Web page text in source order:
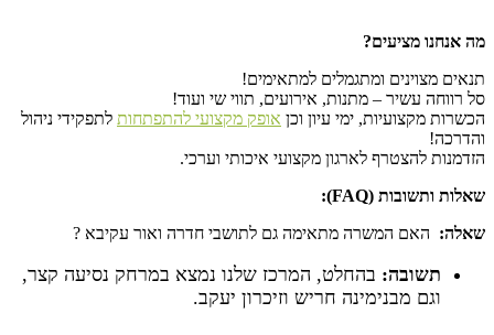
מה אנחנו מציעים?
תנאים מצוינים ומתגמלים למתאימים!
סל רווחה עשיר – מתנות, אירועים, תווי שי ועוד!
הכשרות מקצועיות, ימי עיון וכן אופק מקצועי להתפתחות לתפקידי ניהול
והדרכה!
הזדמנות להצטרף לארגון מקצועי איכותי וערכי.
שאלות ותשובות (FAQ):
שאלה: האם המשרה מתאימה גם לתושבי חדרה ואור עקיבא ?
תשובה: בהחלט, המרכז שלנו נמצא במרחק נסיעה קצר,
וגם מבנימינה חריש וזיכרון יעקב.